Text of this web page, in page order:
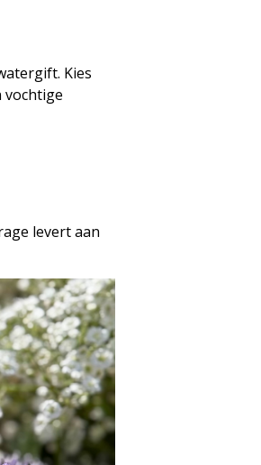
Kies
vochtige
levert aan